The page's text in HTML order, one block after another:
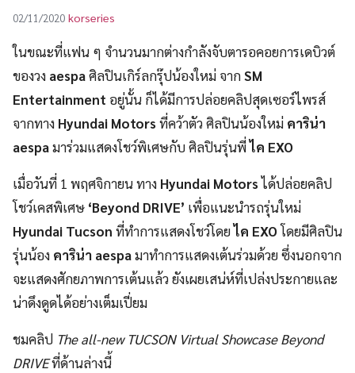
02/11/2020 korseries
ในขณะที่แฟน ๆ จำนวนมากต่างกำลังจับตารอคอยการเดบิวต์
ของวง aespaศิลปินเกิร์ลกรุ๊ปน้องใหม่ จากSM
Entertainment อยู่นั้น ก็ได้มีการปล่อยคลิปสุดเซอร์ไพรส์
จากทาง Hyundai Motorsที่คว้าตัว ศิลปินน้องใหม่ คาริน่า
aespaมาร่วมแสดงโชว์พิเศษกับ ศิลปินรุ่นพี่ไค EXO
เมื่อวันที่ 1 พฤศจิกายน ทาง Hyundai Motorsได้ปล่อยคลิป
โชว์เคสพิเศษ ‘Beyond DRIVE’ เพื่อแนะนำรถรุ่นใหม่
Hyundai Tucson ที่ทำการแสดงโชว์โดยไค EXOโดยมีศิลปิน
รุ่นน้อง คาริน่า aespaมาทำการแสดงเต้นร่วมด้วย ซึ่งนอกจาก
จะแสดงศักยภาพการเต้นแล้ว ยังเผยเสน่ห์ที่เปล่งประกายและ
น่าดึงดูดได้อย่างเต็มเปี่ยม
ชมคลิป The all-new TUCSON Virtual Showcase Beyond
DRIVEที่ด้านล่างนี้